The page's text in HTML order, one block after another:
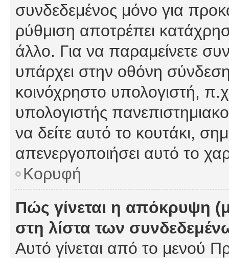
συνδεδεμένος μόνο για
ρύθμιση αποτρέπει
άλλο. Για να παραμείνετε
υπάρχει στην οθόνη
κοινόχρηστο υπολογιστή,
υπολογιστής
να δείτε αυτό το κουτάκι,
απενεργοποιήσει αυτό το
Κορυφή
Πώς γίνεται η απόκρυψη
στη λίστα των
Αυτό γίνεται από το μενού